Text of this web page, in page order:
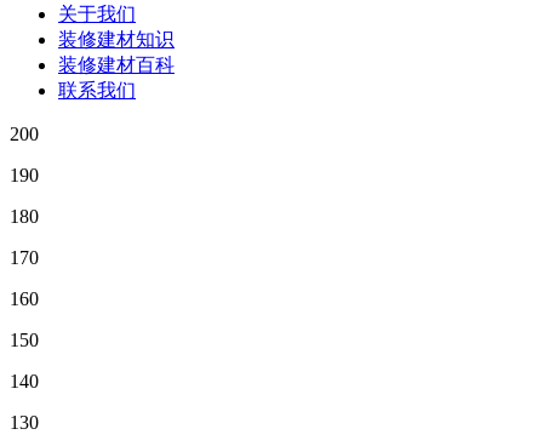
关于我们
装修建材知识
装修建材百科
联系我们
200
190
180
170
160
150
140
130